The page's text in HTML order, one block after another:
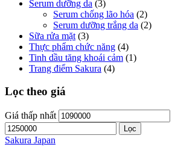
Serum dưỡng da (3)
Serum chống lão hóa (2)
Serum dưỡng trắng da (2)
Sữa rửa mặt (3)
Thực phẩm chức năng (4)
Tinh dầu tăng khoái cảm (1)
Trang điểm Sakura (4)
Lọc theo giá
Giá thấp nhất
Lọc
Sakura Japan